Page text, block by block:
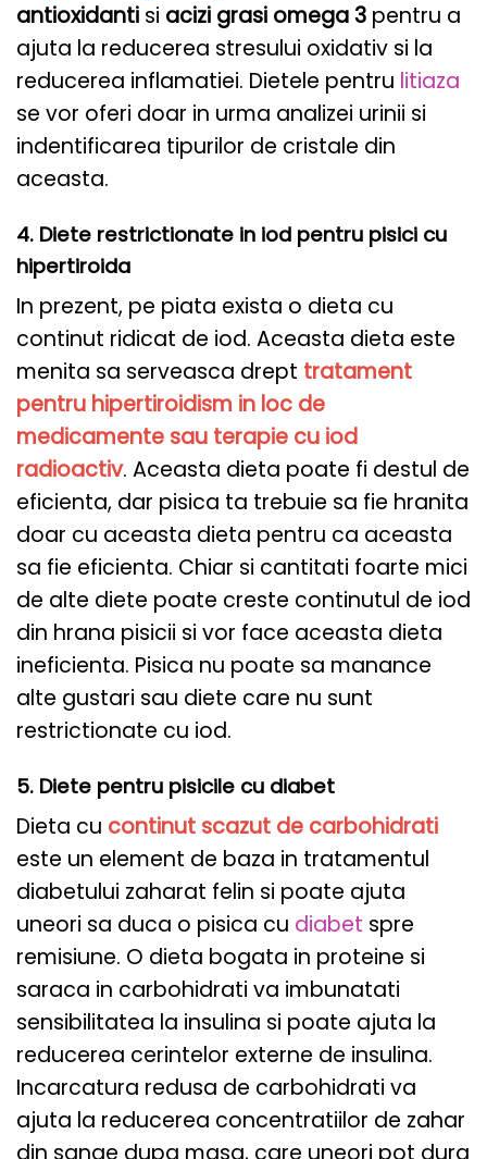
antioxidanti si acizi grasi omega 3 pentru a
ajuta la reducerea stresului oxidativ si la
reducerea inflamatiei. Dietele pentru litiaza
se vor oferi doar in urma analizei urinii si
indentificarea tipurilor de cristale din
aceasta.
4. Diete restrictionate in iod pentru pisici cu
hipertiroida
In prezent, pe piata exista o dieta cu
continut ridicat de iod. Aceasta dieta este
menita sa serveasca drept tratament
pentru hipertiroidism in loc de
medicamente sau terapie cu iod
radioactiv. Aceasta dieta poate fi destul de
eficienta, dar pisica ta trebuie sa fie hranita
doar cu aceasta dieta pentru ca aceasta
sa fie eficienta. Chiar si cantitati foarte mici
de alte diete poate creste continutul de iod
din hrana pisicii si vor face aceasta dieta
ineficienta. Pisica nu poate sa manance
alte gustari sau diete care nu sunt
restrictionate cu iod.
5. Diete pentru pisicile cu diabet
Dieta cu continut scazut de carbohidrati
este un element de baza in tratamentul
diabetului zaharat felin si poate ajuta
uneori sa duca o pisica cu diabet spre
remisiune. O dieta bogata in proteine ​​si
saraca in carbohidrati va imbunatati
sensibilitatea la insulina si poate ajuta la
reducerea cerintelor externe de insulina.
Incarcatura redusa de carbohidrati va
ajuta la reducerea concentratiilor de zahar
din sange dupa masa, care uneori pot dura